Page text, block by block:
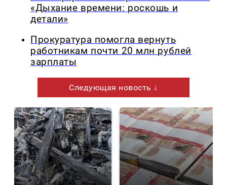
«Дыхание времени: роскошь и
детали»
Прокуратура помогла вернуть
работникам почти 20 млн рублей
зарплаты
Следующая новость ↓